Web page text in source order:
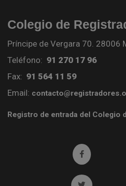
Colegio de
Príncipe de Vergara 70. 28006
Teléfono: 91 270 17 96
Fax: 91 564 11 59
Email:
Registro de entrada del Colegio
Ir a
Ir a twitter